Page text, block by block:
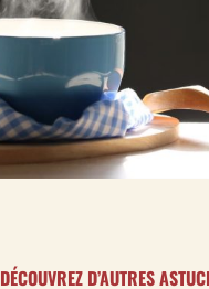
DÉCOUVREZ D’AUTRES